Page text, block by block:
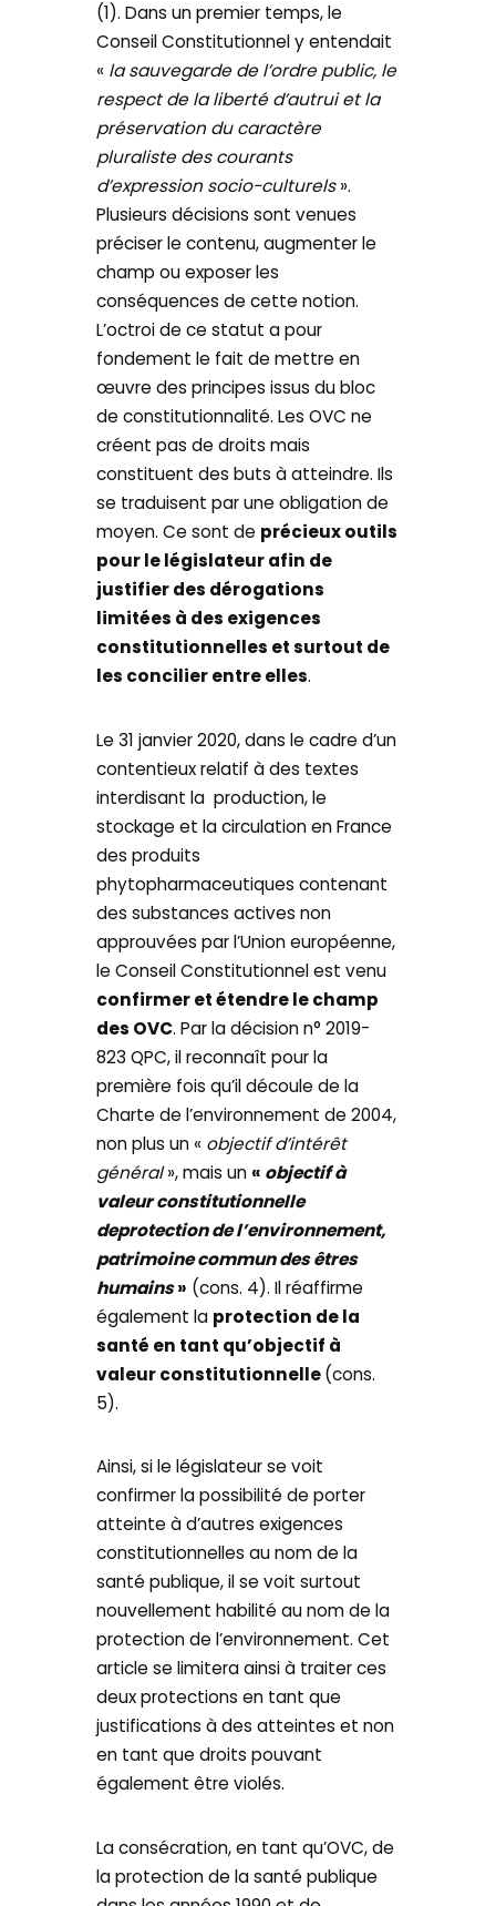
(1). Dans un premier temps, le
Conseil Constitutionnel y entendait
« la sauvegarde de l’ordre public, le
respect de la liberté d’autrui et la
préservation du caractère
pluraliste des courants
d’expression socio-culturels».
Plusieurs décisions sont venues
préciser le contenu, augmenter le
champ ou exposer les
conséquences de cette notion.
L’octroi de ce statut a pour
fondement le fait de mettre en
œuvre des principes issus du bloc
de constitutionnalité. Les OVC ne
créent pas de droits mais
constituent des buts à atteindre. Ils
se traduisent par une obligation de
moyen. Ce sont de précieux outils
pour le législateur afin de
justifier des dérogations
limitées à des exigences
constitutionnelles et surtout de
les concilier entre elles.
Le 31 janvier 2020, dans le cadre d’un
contentieux relatif à des textes
interdisant la production, le
stockage et la circulation en France
des produits
phytopharmaceutiques contenant
des substances actives non
approuvées par l’Union européenne,
le Conseil Constitutionnel est venu
confirmer et étendre le champ
des OVC. Par la décision n° 2019-
823 QPC, il reconnaît pour la
première fois qu’il découle de la
Charte de l’environnement de 2004,
non plus un « objectif d’intérêt
général», mais un« objectif à
valeur constitutionnelle
deprotection de l’environnement,
patrimoine commun des êtres
humains» (cons. 4). Il réaffirme
également la protection de la
santé en tant qu’objectif à
valeur constitutionnelle(cons.
5).
Ainsi, si le législateur se voit
confirmer la possibilité de porter
atteinte à d’autres exigences
constitutionnelles au nom de la
santé publique, il se voit surtout
nouvellement habilité au nom de la
protection de l’environnement. Cet
article se limitera ainsi à traiter ces
deux protections en tant que
justifications à des atteintes et non
en tant que droits pouvant
également être violés.
La consécration, en tant qu’OVC, de
la protection de la santé publique